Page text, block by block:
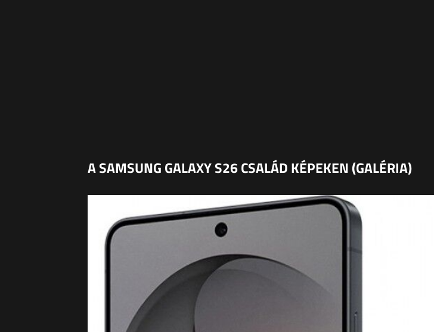
A SAMSUNG GALAXY S26 CSALÁD KÉPEKEN (GALÉRIA)